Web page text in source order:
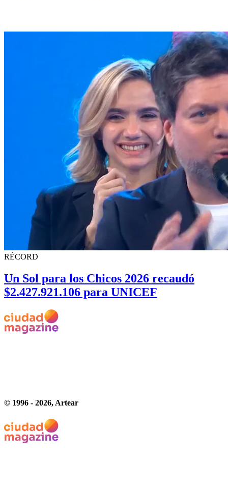
RÉCORD
Un Sol para los Chicos 2026 recaudó
$2.427.921.106 para UNICEF
© 1996 - 2026, Artear